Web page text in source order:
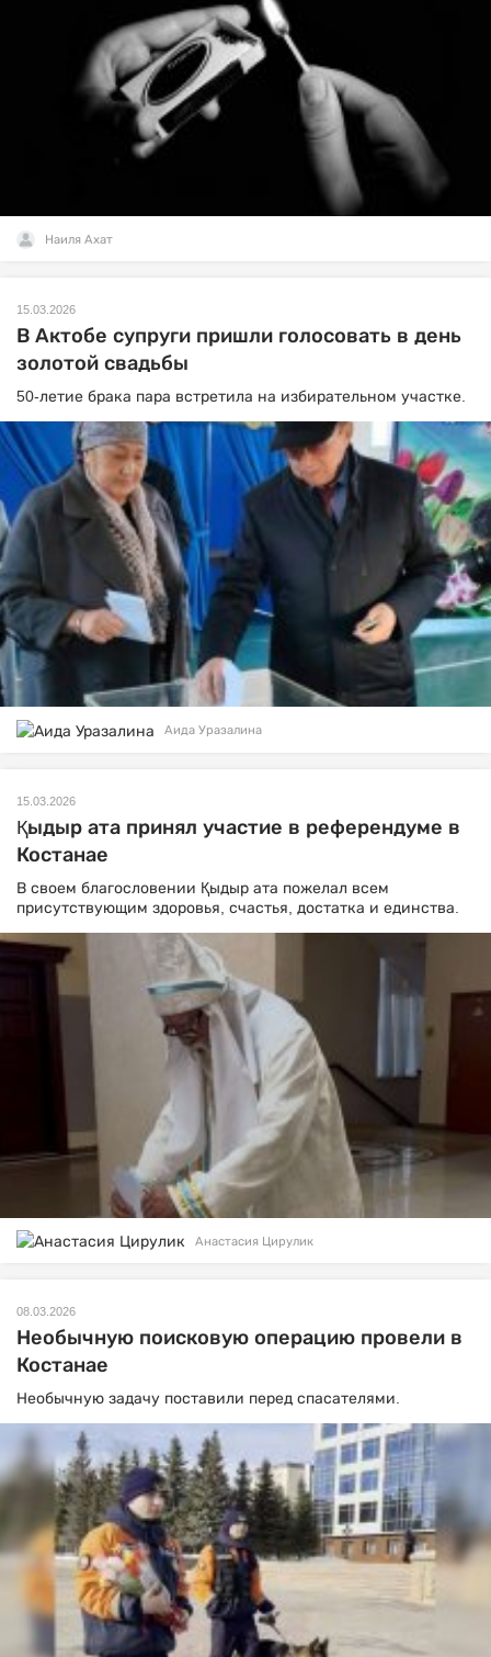
Наиля Ахат
15.03.2026
В Актобе супруги пришли голосовать в день
золотой свадьбы
50-летие брака пара встретила на избирательном участке.
Аида Уразалина
15.03.2026
Қыдыр ата принял участие в референдуме в
Костанае
В своем благословении Қыдыр ата пожелал всем
присутствующим здоровья, счастья, достатка и единства.
Анастасия Цирулик
08.03.2026
Необычную поисковую операцию провели в
Костанае
Необычную задачу поставили перед спасателями.